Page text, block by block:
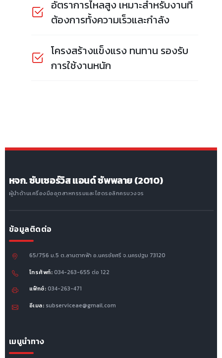
อัตราการไหลสูง เหมาะสำหรับงานที่
ต้องการทั้งความเร็วและกำลัง
โครงสร้างแข็งแรง ทนทาน รองรับ
การใช้งานหนัก
หจก. ซับเซอร์วิส แอนด์ ซัพพลาย (2010)
ผู้นำด้านเครื่องมืออุตสาหกรรมและไฮดรอลิกครบวงจร
ข้อมูลติดต่อ
65/756 ม.5 ต.ลานตากฟ้า อ.นครชัยศรี จ.นครปฐม 73120
โทรศัพท์: 034-263-655 ต่อ 122
แฟ็กซ์: 034-263-471
อีเมล: subserviceae@gmail.com
เมนูนำทาง